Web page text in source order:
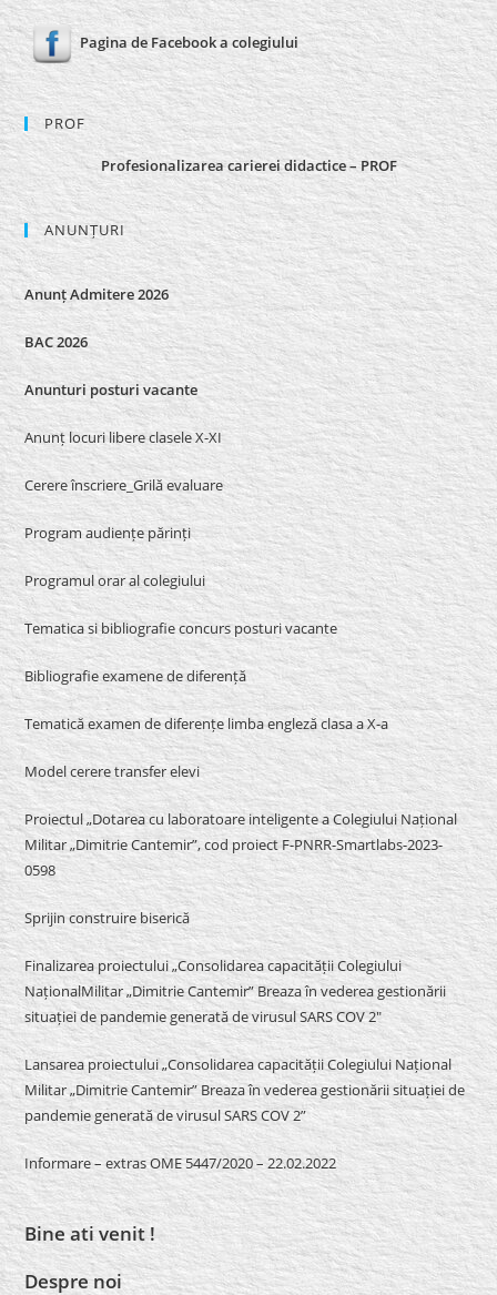
Pagina de Facebook a colegiului
PROF
Profesionalizarea carierei didactice – PROF
ANUNȚURI
Anunț Admitere 2026
BAC 2026
Anunturi posturi vacante
Anunț locuri libere clasele X-XI
Cerere înscriere_Grilă evaluare
Program audiențe părinți
Programul orar al colegiului
Tematica si bibliografie concurs posturi vacante
Bibliografie examene de diferență
Tematică examen de diferențe limba engleză clasa a X-a
Model cerere transfer elevi
Proiectul „Dotarea cu laboratoare inteligente a Colegiului Național
Militar „Dimitrie Cantemir”, cod proiect F-PNRR-Smartlabs-2023-
0598
Sprijin construire biserică
Finalizarea proiectului „Consolidarea capacității Colegiului
NaționalMilitar „Dimitrie Cantemir” Breaza în vederea gestionării
situației de pandemie generată de virusul SARS COV 2″
Lansarea proiectului „Consolidarea capacității Colegiului Național
Militar „Dimitrie Cantemir” Breaza în vederea gestionării situației de
pandemie generată de virusul SARS COV 2”
Informare – extras OME 5447/2020 – 22.02.2022
Bine ati venit !
Despre noi